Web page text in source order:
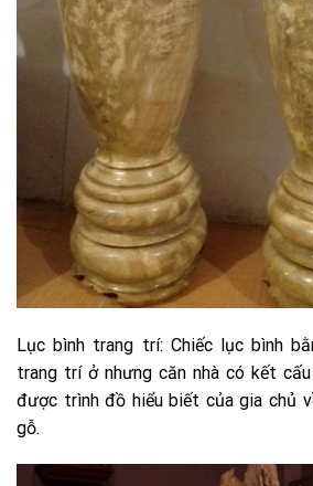
Lục bình trang trí: Chiếc lục bình
trang trí ở nhưng căn nhà có kết
được trình đồ hiểu biết của gia chủ
gỗ.